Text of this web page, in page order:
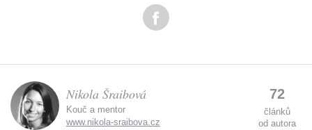
Nikola Šraibová
Kouč a mentor
www.nikola-sraibova.cz
72
článků
od autora